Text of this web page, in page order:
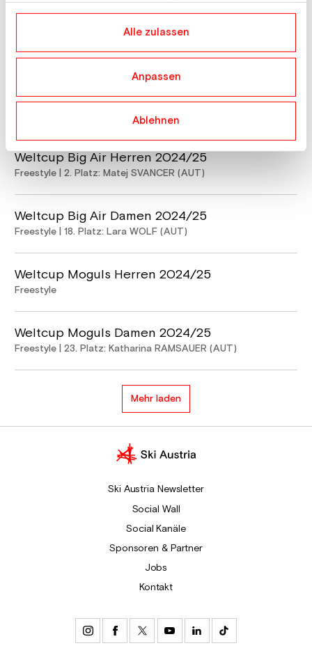
Alle zulassen
Anpassen
Ablehnen
Weltcup Slopestyle Herren 2024/25
Freestyle | 7. Platz: Matej SVANCER (AUT)
Weltcup Slopestyle Damen 2024/25
Freestyle | 22. Platz: Lara WOLF (AUT)
Weltcup Big Air Herren 2024/25
Freestyle | 2. Platz: Matej SVANCER (AUT)
Weltcup Big Air Damen 2024/25
Freestyle | 18. Platz: Lara WOLF (AUT)
Weltcup Moguls Herren 2024/25
Freestyle
Weltcup Moguls Damen 2024/25
Freestyle | 23. Platz: Katharina RAMSAUER (AUT)
Mehr laden
Ski Austria Newsletter
Social Wall
Social Kanäle
Sponsoren & Partner
Jobs
Kontakt